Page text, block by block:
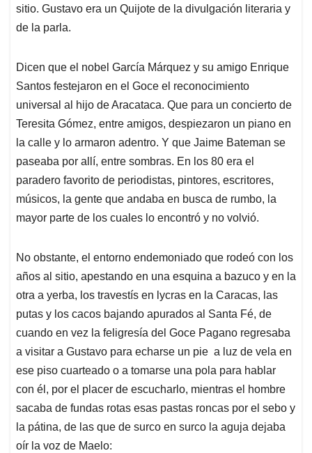
sitio. Gustavo era un Quijote de la divulgación literaria y
de la parla.
Dicen que el nobel García Márquez y su amigo Enrique
Santos festejaron en el Goce el reconocimiento
universal al hijo de Aracataca. Que para un concierto de
Teresita Gómez, entre amigos, despiezaron un piano en
la calle y lo armaron adentro. Y que Jaime Bateman se
paseaba por allí, entre sombras. En los 80 era el
paradero favorito de periodistas, pintores, escritores,
músicos, la gente que andaba en busca de rumbo, la
mayor parte de los cuales lo encontró y no volvió.
No obstante, el entorno endemoniado que rodeó con los
años al sitio, apestando en una esquina a bazuco y en la
otra a yerba, los travestís en lycras en la Caracas, las
putas y los cacos bajando apurados al Santa Fé, de
cuando en vez la feligresía del Goce Pagano regresaba
a visitar a Gustavo para echarse un pie a luz de vela en
ese piso cuarteado o a tomarse una pola para hablar
con él, por el placer de escucharlo, mientras el hombre
sacaba de fundas rotas esas pastas roncas por el sebo y
la pátina, de las que de surco en surco la aguja dejaba
oír la voz de Maelo: